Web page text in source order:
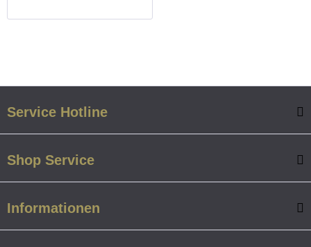
Service Hotline
Shop Service
Informationen